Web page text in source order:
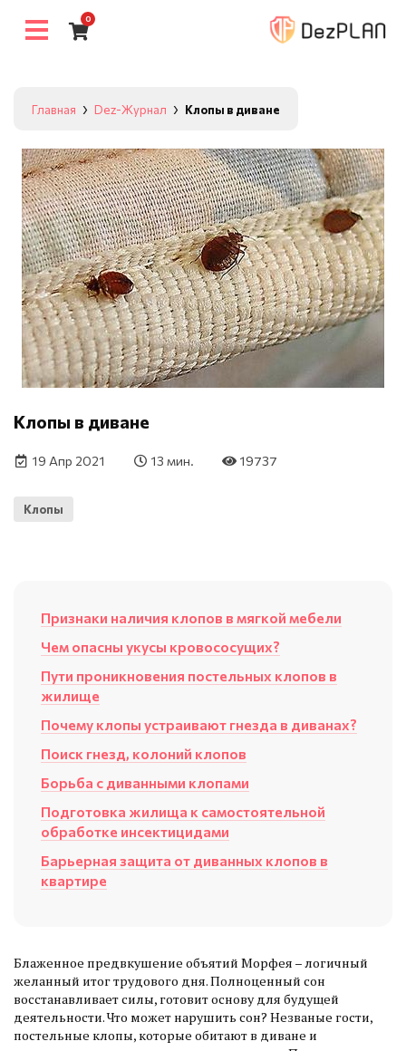
0
Главная Dez-Журнал Клопы в диване
Клопы в диване
19 Апр 2021 13 мин. 19737
Клопы
Признаки наличия клопов в мягкой мебели
Чем опасны укусы кровососущих?
Пути проникновения постельных клопов в
жилище
Почему клопы устраивают гнезда в диванах?
Поиск гнезд, колоний клопов
Борьба с диванными клопами
Подготовка жилища к самостоятельной
обработке инсектицидами
Барьерная защита от диванных клопов в
квартире
Блаженное предвкушение объятий Морфея – логичный
желанный итог трудового дня. Полноценный сон
восстанавливает силы, готовит основу для будущей
деятельности. Что может нарушить сон? Незваные гости,
постельные клопы, которые обитают в диване и